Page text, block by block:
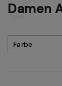
Damen
Farbe